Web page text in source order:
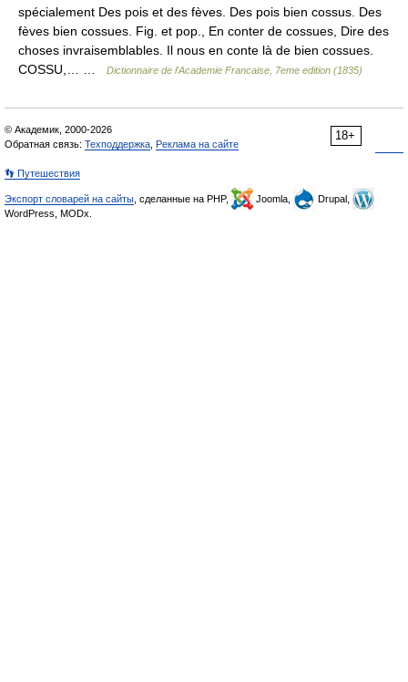
spécialement Des pois et des fèves. Des pois bien cossus. Des
fèves bien cossues. Fig. et pop., En conter de cossues, Dire des
choses invraisemblables. Il nous en conte là de bien cossues.
COSSU,… …
Dictionnaire de l'Academie Francaise, 7eme edition (1835)
18+
© Академик, 2000-2026
Обратная связь: Техподдержка Реклама на сайте
👣 Путешествия
Экспорт словарей на сайты , сделанные на PHP, Joomla,
Drupal,
WordPress, MODx.